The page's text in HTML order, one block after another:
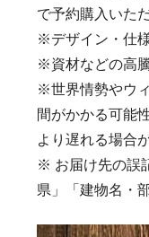
で予約購入いた
※デザイン・仕
※資材などの高
※世界情勢やウ
間がかかる可能
より遅れる場合
※ お届け先の誤
県」「建物名・